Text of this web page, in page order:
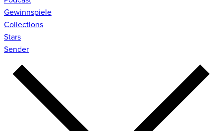
Gewinnspiele
Collections
Stars
Sender